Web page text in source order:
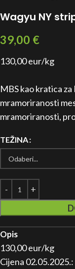
Wagyu NY
39,00 €
130,00 eur/kg
MBS kao kratica
mramoriranosti
mramoriranosti,
TEŽINA
Opis
130,00 eur/kg
Cijena